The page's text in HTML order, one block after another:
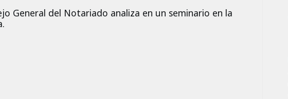
General del Notariado analiza en un seminario en la